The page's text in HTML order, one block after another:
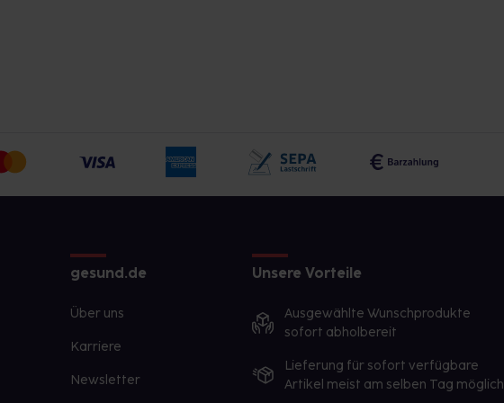
gesund.de
Über uns
Karriere
Newsletter
Unsere Vorteile
Ausgewählte Wunschprodukte
sofort abholbereit
Lieferung für sofort verfügbare
Artikel meist am selben Tag möglich